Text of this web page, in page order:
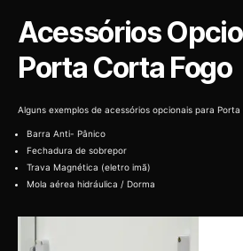
Acessórios
Porta Corta Fogo
Alguns exemplos de acessórios opcionais para Porta
Barra Anti- Pânico
Fechadura de sobrepor
Trava Magnética (eletro imã)
Mola aérea hidráulica / Dorma